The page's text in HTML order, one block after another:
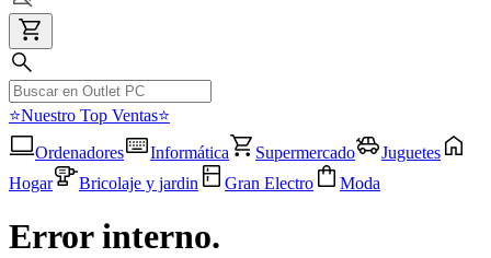
⭐Nuestro Top Ventas⭐
Ordenadores
Informática Supermercado
Juguetes
Hogar
Bricolaje y jardin Gran Electro Moda
Error interno.